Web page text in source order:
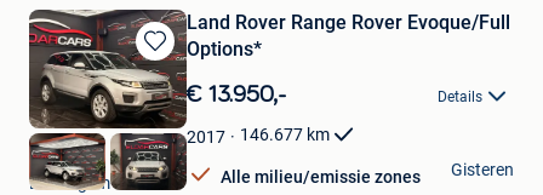
Bewaren
in
Mijn
Favorieten
Land Rover Range Rover Evoque/Full
Options*
€ 13.950,- Details
2017 146.677 km
Alle milieu/emissie zones
Eldarcars
Desselgem
Gisteren